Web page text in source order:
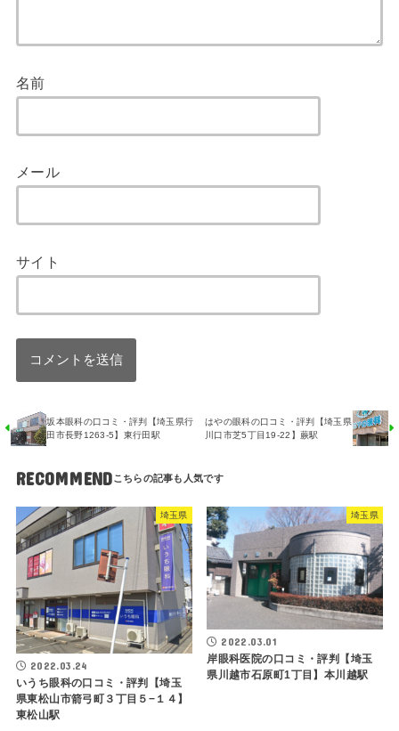
名前
メール
サイト
坂本眼科の口コミ・評判【埼玉県行
田市長野1263-5】東行田駅
はやの眼科の口コミ・評判【埼玉県
川口市芝5丁目19-22】蕨駅
RECOMMEND
埼玉県
2022.03.24
いうち眼科の口コミ・評判【埼玉
県東松山市箭弓町３丁目５−１４】
東松山駅
埼玉県
2022.03.01
岸眼科医院の口コミ・評判【埼玉
県川越市石原町1丁目】本川越駅